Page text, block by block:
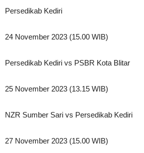
Persedikab Kediri
24 November 2023 (15.00 WIB)
Persedikab Kediri vs PSBR Kota Blitar
25 November 2023 (13.15 WIB)
NZR Sumber Sari vs Persedikab Kediri
27 November 2023 (15.00 WIB)